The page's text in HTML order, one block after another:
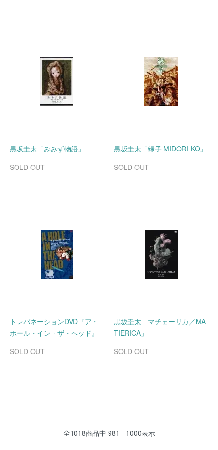
黒坂圭太「みみず物語」
SOLD OUT
黒坂圭太「緑子 MIDORI-KO」
SOLD OUT
トレパネーションDVD『ア・
ホール・イン・ザ・ヘッド』
SOLD OUT
黒坂圭太「マチェーリカ／MA
TIERICA」
SOLD OUT
全1018商品中 981 - 1000表示